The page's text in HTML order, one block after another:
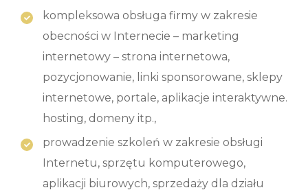
kompleksowa obsługa firmy w zakresie
obecności w Internecie – marketing
internetowy – strona internetowa,
pozycjonowanie, linki sponsorowane, sklepy
internetowe, portale, aplikacje interaktywne.
hosting, domeny itp.,
prowadzenie szkoleń w zakresie obsługi
Internetu, sprzętu komputerowego,
aplikacji biurowych, sprzedaży dla działu